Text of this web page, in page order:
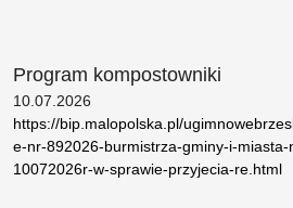
Program kompostowniki
10.07.2026
https://bip.malopolska.pl/
e-nr-892026-burmistrza-gminy-i-
10072026r-w-sprawie-przyjecia-re.html